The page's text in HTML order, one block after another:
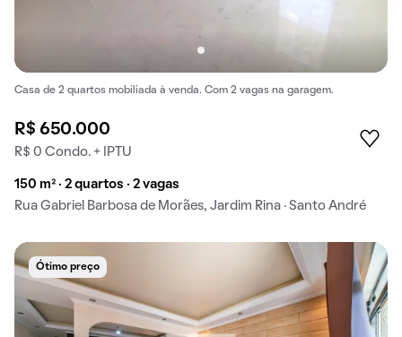
Casa de 2 quartos mobiliada à venda. Com 2 vagas na garagem.
R$ 650.000
R$ 0 Condo. + IPTU
150 m² · 2 quartos · 2 vagas
Rua Gabriel Barbosa de Morães, Jardim Rina · Santo André
Ótimo preço